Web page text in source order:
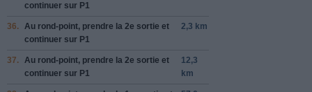
continuer sur P1
36. Au rond-point, prendre la 2e sortie et
continuer sur P1
2,3 km
37. Au rond-point, prendre la 2e sortie et
continuer sur P1
12,3
km